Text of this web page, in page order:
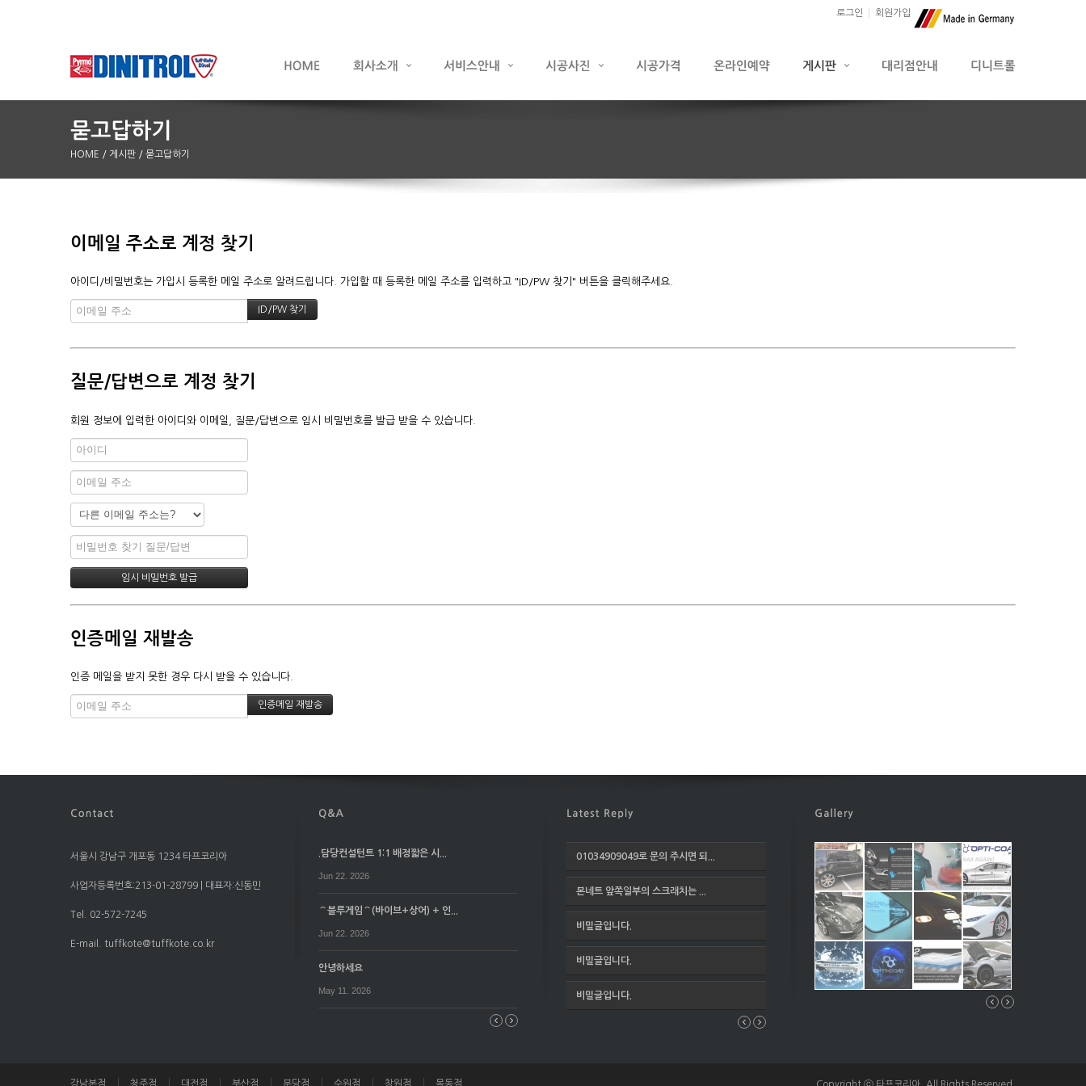
로그인 회원가입
HOME / 게시판 / 묻고답하기
이메일 주소로 계정 찾기
아이디/비밀번호는 가입시 등록한 메일 주소로 알려드립니다. 가입할 때 등록한 메일 주소를 입력하고 "ID/PW 찾기" 버튼을 클릭해주세요.
질문/답변으로 계정 찾기
회원 정보에 입력한 아이디와 이메일, 질문/답변으로 임시 비밀번호를 발급 받을 수 있습니다.
인증메일 재발송
인증 메일을 받지 못한 경우 다시 받을 수 있습니다.
서울시 강남구 개포동 1234 타프코리아
사업자등록번호:213-01-28799 | 대표자:신동민
Tel. 02-572-7245
E-mail. tuffkote@tuffkote.co.kr
.담당컨설턴트 1:1 배정짧은 시...
Jun 22. 2026
⌒블루게임⌒(바이브+상어) + 인...
Jun 22. 2026
안녕하세요
May 11. 2026
01034909049로 문의 주시면 되...
본네트 앞쪽일부의 스크래치는 ...
비밀글입니다.
비밀글입니다.
비밀글입니다.
강남본점 청주점 대전점 부산점 분당점 수원점 창원점 목동점